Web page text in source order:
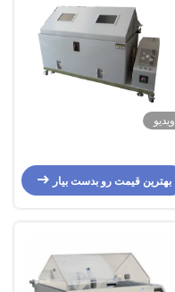
ویدیو
بهترین قیمت رو بدست بیار